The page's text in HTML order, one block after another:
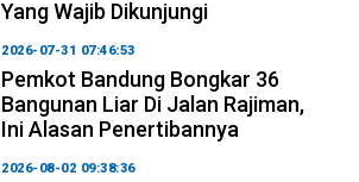
Yang Wajib Dikunjungi
2026-07-31 07:46:53
Pemkot Bandung Bongkar 36
Bangunan Liar Di Jalan Rajiman,
Ini Alasan Penertibannya
2026-08-02 09:38:36